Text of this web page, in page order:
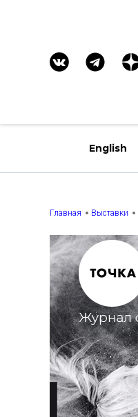
English
Главная Выставки